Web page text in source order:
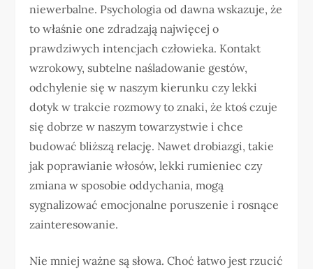
niewerbalne. Psychologia od dawna wskazuje, że
to właśnie one zdradzają najwięcej o
prawdziwych intencjach człowieka. Kontakt
wzrokowy, subtelne naśladowanie gestów,
odchylenie się w naszym kierunku czy lekki
dotyk w trakcie rozmowy to znaki, że ktoś czuje
się dobrze w naszym towarzystwie i chce
budować bliższą relację. Nawet drobiazgi, takie
jak poprawianie włosów, lekki rumieniec czy
zmiana w sposobie oddychania, mogą
sygnalizować emocjonalne poruszenie i rosnące
zainteresowanie.
Nie mniej ważne są słowa. Choć łatwo jest rzucić